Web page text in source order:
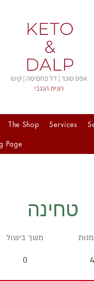
Services
The Shop
Page
טחינה
משך בישול
0
מנות
4